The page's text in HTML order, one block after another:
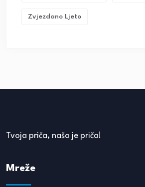
Zvjezdano Ljeto
Tvoja priča, naša je priča!
Mreže